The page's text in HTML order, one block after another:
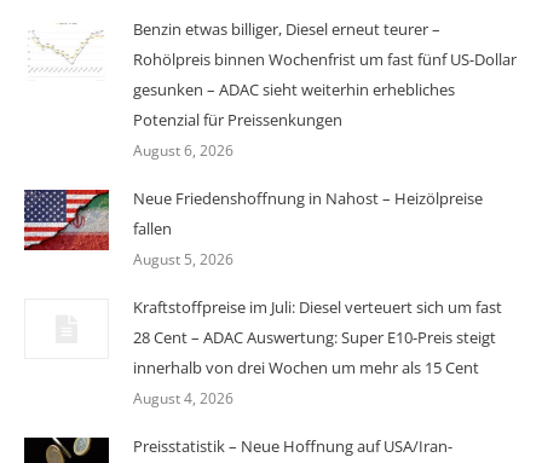
Benzin etwas billiger, Diesel erneut teurer –
Rohölpreis binnen Wochenfrist um fast fünf US-Dollar
gesunken – ADAC sieht weiterhin erhebliches
Potenzial für Preissenkungen
August 6, 2026
Neue Friedenshoffnung in Nahost – Heizölpreise
fallen
August 5, 2026
Kraftstoffpreise im Juli: Diesel verteuert sich um fast
28 Cent – ADAC Auswertung: Super E10-Preis steigt
innerhalb von drei Wochen um mehr als 15 Cent
August 4, 2026
Preisstatistik – Neue Hoffnung auf USA/Iran-